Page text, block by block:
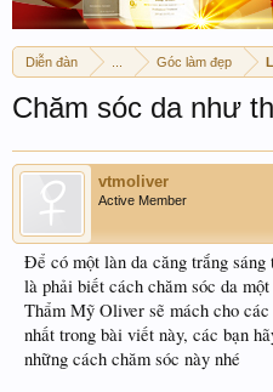
Diễn đàn Góc làm đẹp
Chăm sóc da như
vtmoliver
Active Member
Để có một làn da căng trắng
là phải biết cách chăm sóc da
Thẩm Mỹ Oliver sẽ mách cho
nhất trong bài viết này, các bạn
những cách chăm sóc này nhé